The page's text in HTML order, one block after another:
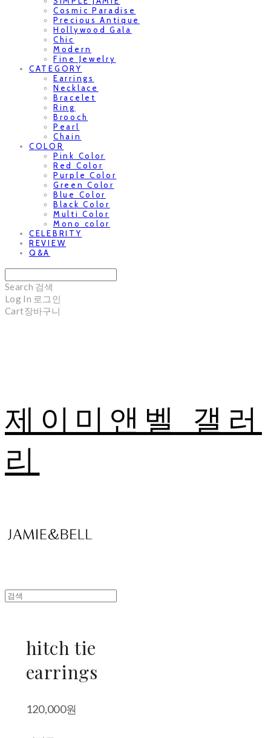
Cosmic Paradise
Precious Antique
Hollywood Gala
Chic
Modern
Fine Jewelry
CATEGORY
Earrings
Necklace
Bracelet
Ring
Brooch
Pearl
Chain
COLOR
Pink Color
Red Color
Purple Color
Green Color
Blue Color
Black Color
Multi Color
Mono color
CELEBRITY
REVIEW
Q&A
Search 검색
Log In 로그인
Cart장바구니
제이미앤벨 갤러
리
hitch tie
earrings
120,000원